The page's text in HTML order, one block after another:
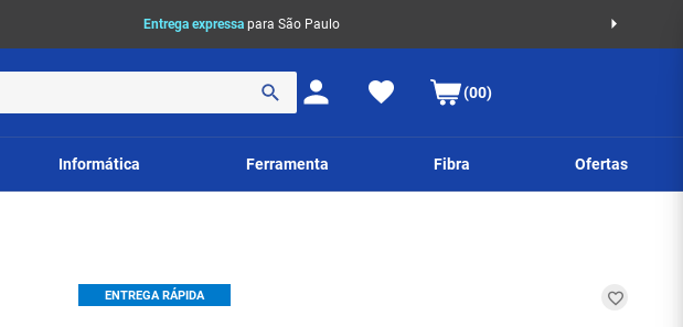
Entrega expressa para São Paulo
(00)
Informática Ferramenta Fibra Ofertas
ENTREGA RÁPIDA